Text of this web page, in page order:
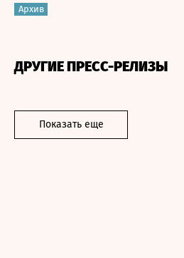
Архив
ДРУГИЕ ПРЕСС-РЕЛИЗЫ
Показать еще